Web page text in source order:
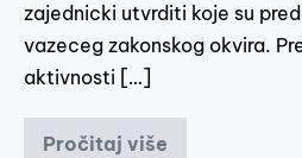
zajednicki utvrditi koje su
vazeceg zakonskog okvira.
aktivnosti […]
Pročitaj više